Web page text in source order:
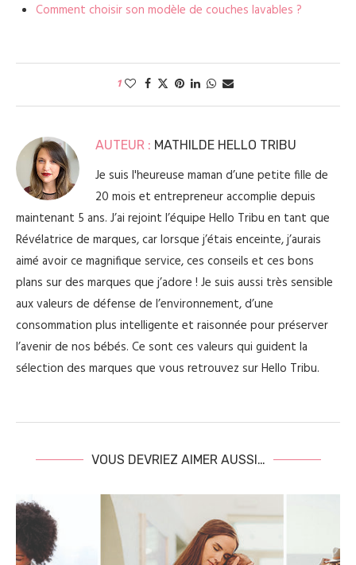
Comment choisir son modèle de couches lavables ?
1
AUTEUR : MATHILDE HELLO TRIBU
Je suis l'heureuse maman d’une petite fille de
20 mois et entrepreneur accomplie depuis
maintenant 5 ans. J’ai rejoint l’équipe Hello Tribu en tant que
Révélatrice de marques, car lorsque j’étais enceinte, j’aurais
aimé avoir ce magnifique service, ces conseils et ces bons
plans sur des marques que j’adore ! Je suis aussi très sensible
aux valeurs de défense de l’environnement, d’une
consommation plus intelligente et raisonnée pour préserver
l’avenir de nos bébés. Ce sont ces valeurs qui guident la
sélection des marques que vous retrouvez sur Hello Tribu.
VOUS DEVRIEZ AIMER AUSSI…